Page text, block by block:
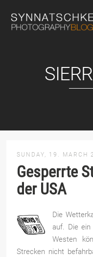
SUNDAY, 19. MARCH
Gesperrte
der USA
Die
auf. Die ein
Westen
Strecken nicht